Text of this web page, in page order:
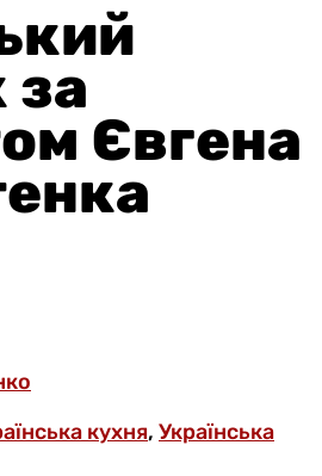
за
Євгена
кухня, Українська